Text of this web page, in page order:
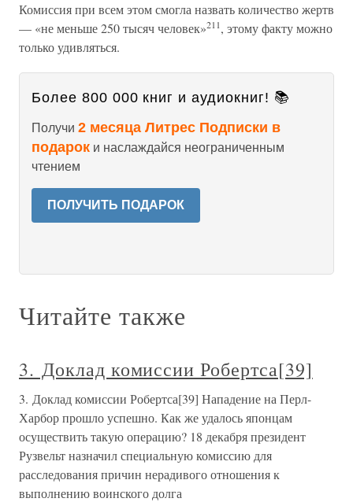
Комиссия при всем этом смогла назвать количество жертв
— «не меньше 250 тысяч человек»211, этому факту можно
только удивляться.
Более 800 000 книг и аудиокниг! 📚
Получи 2 месяца Литрес Подписки в
подарок и наслаждайся неограниченным
чтением
ПОЛУЧИТЬ ПОДАРОК
Читайте также
3. Доклад комиссии Робертса[39]
3. Доклад комиссии Робертса[39] Нападение на Перл-
Харбор прошло успешно. Как же удалось японцам
осуществить такую операцию? 18 декабря президент
Рузвельт назначил специальную комиссию для
расследования причин нерадивого отношения к
выполнению воинского долга